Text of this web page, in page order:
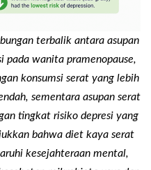
terbalik antara asupan
pada wanita pramenopause,
konsumsi serat yang lebih
sementara asupan serat
tingkat risiko depresi yang
bahwa diet kaya serat
kesejahteraan mental,